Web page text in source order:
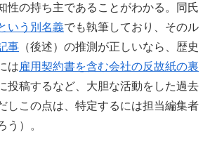
性の持ち主であることがわかる。同氏
いう別名義でも執筆しており、そのル
事 （後述）の推測が正しいなら、歴史
は雇用契約書を含む会社の反故紙の裏
投稿するなど、大胆な活動をした過去
しこの点は、特定するには担当編集者
う）。